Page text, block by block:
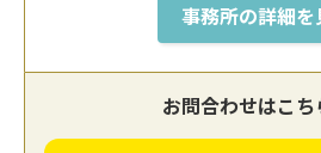
事務所の詳細を
お問合わせはこち